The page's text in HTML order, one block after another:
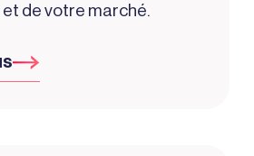
de votre marché.